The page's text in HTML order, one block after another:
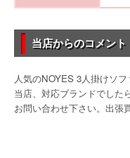
当店からのコメント
人気のNOYES 3人掛けソフ
当店、対応ブランドでした
お問い合わせ下さい。出張